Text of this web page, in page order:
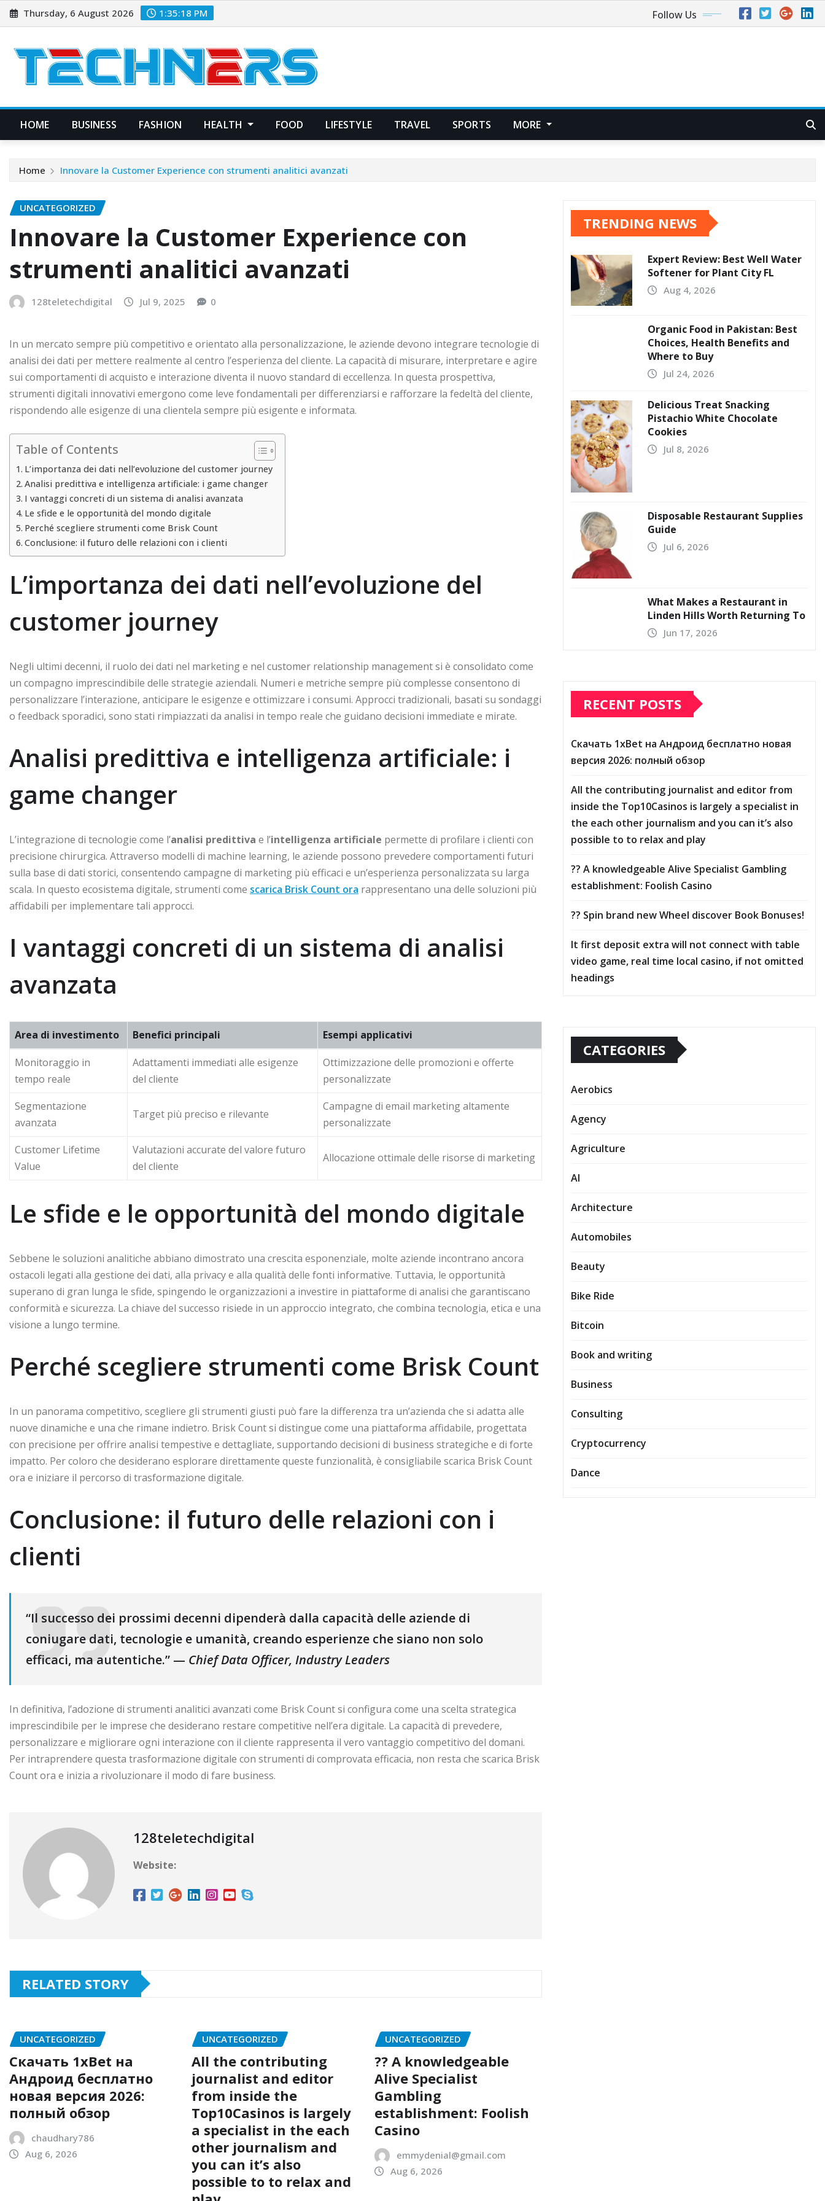
Skip
to
Thursday, 6 August 2026 1:35:19 PM Follow Us
HOME BUSINESS FASHION HEALTH FOOD LIFESTYLE TRAVEL SPORTS MORE
Home Innovare la Customer Experience con strumenti analitici avanzati
UNCATEGORIZED
Innovare la Customer Experience con
strumenti analitici avanzati
128teletechdigital Jul 9, 2025 0
In un mercato sempre più competitivo e orientato alla personalizzazione, le aziende devono integrare tecnologie di
analisi dei dati per mettere realmente al centro l’esperienza del cliente. La capacità di misurare, interpretare e agire
sui comportamenti di acquisto e interazione diventa il nuovo standard di eccellenza. In questa prospettiva,
strumenti digitali innovativi emergono come leve fondamentali per differenziarsi e rafforzare la fedeltà del cliente,
rispondendo alle esigenze di una clientela sempre più esigente e informata.
Table of Contents
L’importanza dei dati nell’evoluzione del customer journey
Analisi predittiva e intelligenza artificiale: i game changer
I vantaggi concreti di un sistema di analisi avanzata
Le sfide e le opportunità del mondo digitale
Perché scegliere strumenti come Brisk Count
Conclusione: il futuro delle relazioni con i clienti
L’importanza dei dati nell’evoluzione del
customer journey
Negli ultimi decenni, il ruolo dei dati nel marketing e nel customer relationship management si è consolidato come
un compagno imprescindibile delle strategie aziendali. Numeri e metriche sempre più complesse consentono di
personalizzare l’interazione, anticipare le esigenze e ottimizzare i consumi. Approcci tradizionali, basati su sondaggi
o feedback sporadici, sono stati rimpiazzati da analisi in tempo reale che guidano decisioni immediate e mirate.
Analisi predittiva e intelligenza artificiale: i
game changer
L’integrazione di tecnologie come l’analisi predittiva e l’intelligenza artificiale permette di profilare i clienti con
precisione chirurgica. Attraverso modelli di machine learning, le aziende possono prevedere comportamenti futuri
sulla base di dati storici, consentendo campagne di marketing più efficaci e un’esperienza personalizzata su larga
scala. In questo ecosistema digitale, strumenti come scarica Brisk Count ora rappresentano una delle soluzioni più
affidabili per implementare tali approcci.
I vantaggi concreti di un sistema di analisi
avanzata
Area di investimento Benefici principali Esempi applicativi
Monitoraggio in
tempo reale
Adattamenti immediati alle esigenze
del cliente
Ottimizzazione delle promozioni e offerte
personalizzate
Segmentazione
avanzata
Target più preciso e rilevante
Campagne di email marketing altamente
personalizzate
Customer Lifetime
Value
Valutazioni accurate del valore futuro
del cliente
Allocazione ottimale delle risorse di marketing
Le sfide e le opportunità del mondo digitale
Sebbene le soluzioni analitiche abbiano dimostrato una crescita esponenziale, molte aziende incontrano ancora
ostacoli legati alla gestione dei dati, alla privacy e alla qualità delle fonti informative. Tuttavia, le opportunità
superano di gran lunga le sfide, spingendo le organizzazioni a investire in piattaforme di analisi che garantiscano
conformità e sicurezza. La chiave del successo risiede in un approccio integrato, che combina tecnologia, etica e una
visione a lungo termine.
Perché scegliere strumenti come Brisk Count
In un panorama competitivo, scegliere gli strumenti giusti può fare la differenza tra un’azienda che si adatta alle
nuove dinamiche e una che rimane indietro. Brisk Count si distingue come una piattaforma affidabile, progettata
con precisione per offrire analisi tempestive e dettagliate, supportando decisioni di business strategiche e di forte
impatto. Per coloro che desiderano esplorare direttamente queste funzionalità, è consigliabile scarica Brisk Count
ora e iniziare il percorso di trasformazione digitale.
Conclusione: il futuro delle relazioni con i
clienti
“Il successo dei prossimi decenni dipenderà dalla capacità delle aziende di
coniugare dati, tecnologie e umanità, creando esperienze che siano non solo
efficaci, ma autentiche.” — Chief Data Officer, Industry Leaders
In definitiva, l’adozione di strumenti analitici avanzati come Brisk Count si configura come una scelta strategica
imprescindibile per le imprese che desiderano restare competitive nell’era digitale. La capacità di prevedere,
personalizzare e migliorare ogni interazione con il cliente rappresenta il vero vantaggio competitivo del domani.
Per intraprendere questa trasformazione digitale con strumenti di comprovata efficacia, non resta che scarica Brisk
Count ora e inizia a rivoluzionare il modo di fare business.
128teletechdigital
Website:
RELATED STORY
UNCATEGORIZED
Скачать 1xBet на
Андроид бесплатно
новая версия 2026:
полный обзор
chaudhary786
Aug 6, 2026
UNCATEGORIZED
All the contributing
journalist and editor
from inside the
Top10Casinos is largely
a specialist in the each
other journalism and
you can it’s also
possible to to relax and
UNCATEGORIZED
?? A knowledgeable
Alive Specialist
Gambling
establishment: Foolish
Casino
emmydenial@gmail.com
Aug 6, 2026
TRENDING NEWS
Expert Review: Best Well Water
Softener for Plant City FL
Aug 4, 2026
Organic Food in Pakistan: Best
Choices, Health Benefits and
Where to Buy
Jul 24, 2026
Delicious Treat Snacking
Pistachio White Chocolate
Cookies
Jul 8, 2026
Disposable Restaurant Supplies
Guide
Jul 6, 2026
What Makes a Restaurant in
Linden Hills Worth Returning To
Jun 17, 2026
RECENT POSTS
Скачать 1xBet на Андроид бесплатно новая
версия 2026: полный обзор
All the contributing journalist and editor from
inside the Top10Casinos is largely a specialist in
the each other journalism and you can it’s also
possible to to relax and play
?? A knowledgeable Alive Specialist Gambling
establishment: Foolish Casino
?? Spin brand new Wheel discover Book Bonuses!
It first deposit extra will not connect with table
video game, real time local casino, if not omitted
headings
CATEGORIES
Aerobics
Agency
Agriculture
AI
Architecture
Automobiles
Beauty
Bike Ride
Bitcoin
Book and writing
Business
Consulting
Cryptocurrency
Dance